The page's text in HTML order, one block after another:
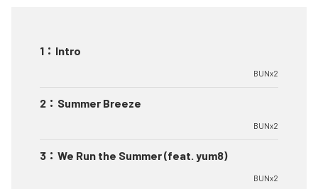
1 ： Intro
BUNx2
2 ： Summer Breeze
BUNx2
3 ： We Run the Summer (feat. yum8)
BUNx2